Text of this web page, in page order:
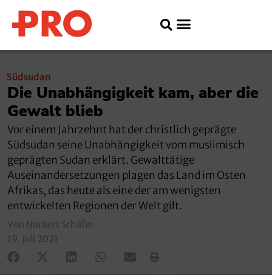
Südsudan
Die Unabhängigkeit kam, aber die
Gewalt blieb
Vor einem Jahrzehnt hat der christlich geprägte
Südsudan seine Unabhängigkeit vom muslimisch
geprägten Sudan erklärt. Gewalttätige
Auseinandersetzungen plagen das Land im Osten
Afrikas, das heute als eine der am wenigsten
entwickelten Regionen der Welt gilt.
Von Norbert Schäfer
19. Juli 2021